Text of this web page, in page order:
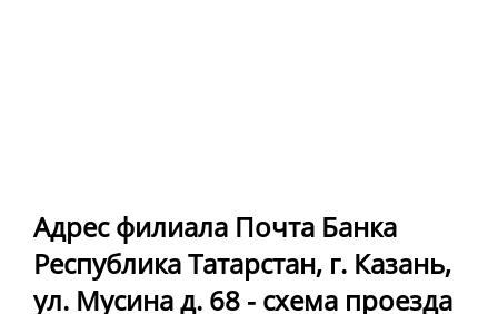
Адрес филиала Почта Банка
Республика Татарстан, г. Казань,
ул. Мусина д. 68 - схема проезда